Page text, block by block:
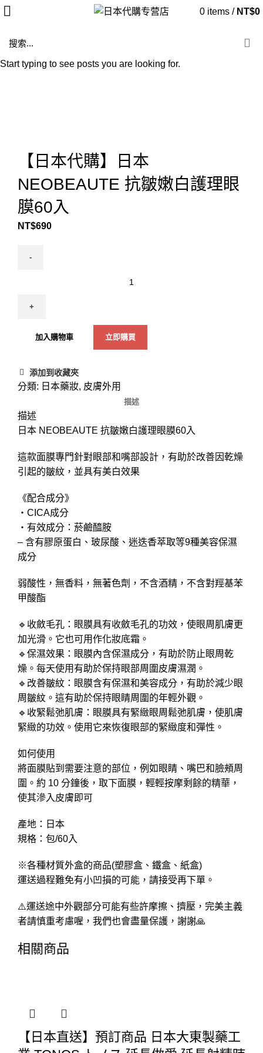
0 items / NT$0
【日本代購】日本
NEOBEAUTE 抗皺嫩白護理眼
膜60入
NT$690
抗
皺
嫩
白
護
理
眼
60
入
數
量
加入購物車 立即購買
添加到收藏夾
分類: 日本藥妝, 皮膚外用
描述
描述
日本 NEOBEAUTE 抗皺嫩白護理眼膜60入
這款面膜專門針對眼部和嘴部設計，有助於改善因乾燥
引起的皺紋，並具有美白效果
《配合成分》
・CICA成分
・有效成分：菸鹼醯胺
– 含有膠原蛋白、玻尿酸、迷迭香萃取等9種美容保濕
成分
弱酸性，無香料，無著色劑，不含酒精，不含對羥基苯
甲酸酯
🔹收斂毛孔：眼膜具有收斂毛孔的功效，使眼周肌膚更
加光滑。它也可用作化妝底霜。
🔹保濕效果：眼膜內含保濕成分，有助於防止眼周乾
燥。每天使用有助於保持眼部周圍皮膚濕潤。
🔹改善皺紋：眼膜含有保濕和美容成分，有助於減少眼
周皺紋。這有助於保持眼睛周圍的年輕外觀。
🔹收緊鬆弛肌膚：眼膜具有緊緻眼周鬆弛肌膚，使肌膚
緊緻的功效。使用它來恢復眼部的緊緻度和彈性。
如何使用
將面膜貼到需要注意的部位，例如眼睛、嘴巴和臉頰周
圍。約 10 分鐘後，取下面膜，輕輕按摩剩餘的精華，
使其滲入皮膚即可
產地：日本
規格：包/60入
※各種材質外盒的商品(塑膠盒、鐵盒、紙盒)
運送過程難免有小凹損的可能，請接受再下單。
⚠️運送途中外觀部分可能有些許摩擦、擠壓，完美主義
者請慎重考慮喔，我們也會盡量保護，謝謝🙏
相關商品
【日本直送】預訂商品 日本大東製藥工
Start typing to see posts you are looking for.